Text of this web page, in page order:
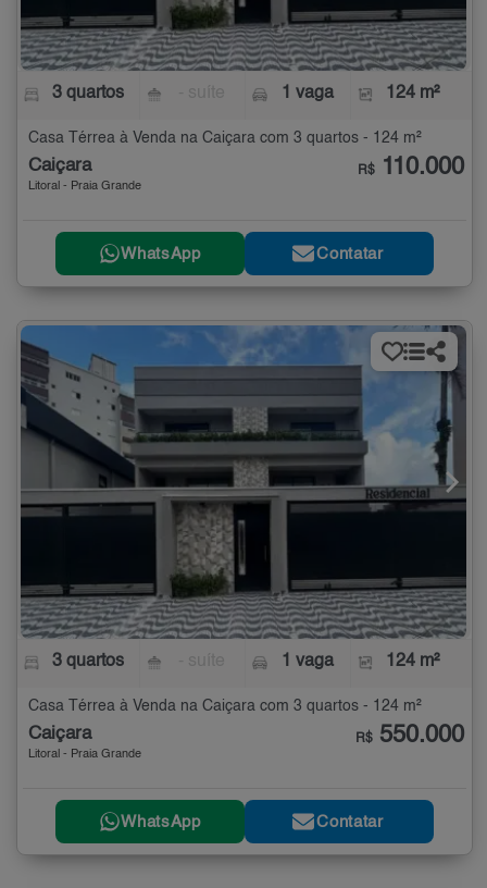
3 quartos 1 vaga 124 m²
Casa Térrea à Venda na Caiçara com 3 quartos - 124 m²
Caiçara
Litoral - Praia Grande
R$ 110.000
WhatsApp Contatar
3 quartos 1 vaga 124 m²
Casa Térrea à Venda na Caiçara com 3 quartos - 124 m²
Caiçara
Litoral - Praia Grande
R$ 550.000
WhatsApp Contatar